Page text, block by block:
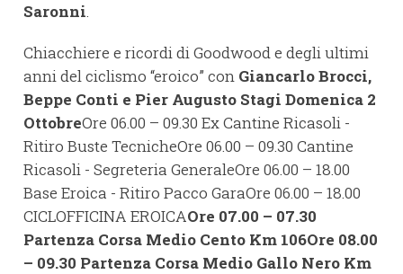
Saronni.
Chiacchiere e ricordi di Goodwood e degli ultimi
anni del ciclismo “eroico” con Giancarlo Brocci,
Beppe Conti e Pier Augusto Stagi Domenica 2
OttobreOre 06.00 – 09.30 Ex Cantine Ricasoli -
Ritiro Buste TecnicheOre 06.00 – 09.30 Cantine
Ricasoli - Segreteria GeneraleOre 06.00 – 18.00
Base Eroica - Ritiro Pacco GaraOre 06.00 – 18.00
CICLOFFICINA EROICAOre 07.00 – 07.30
Partenza Corsa Medio Cento Km 106Ore 08.00
– 09.30 Partenza Corsa Medio Gallo Nero Km